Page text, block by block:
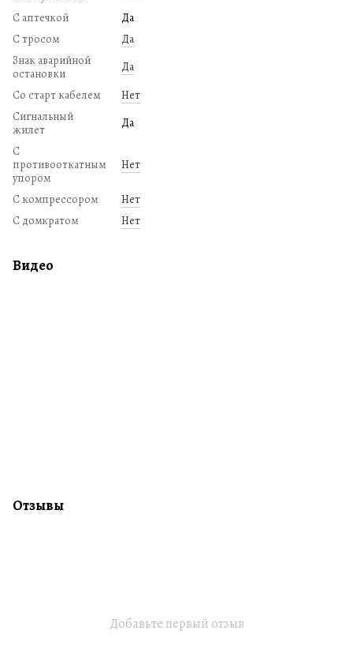
С аптечкой
Да
С тросом
Да
Знак аварийной
остановки
Да
Со старт кабелем
Нет
Сигнальный
жилет
Да
С
противооткатным
упором
Нет
С компрессором
Нет
С домкратом
Нет
Видео
Отзывы
Добавьте первый отзыв